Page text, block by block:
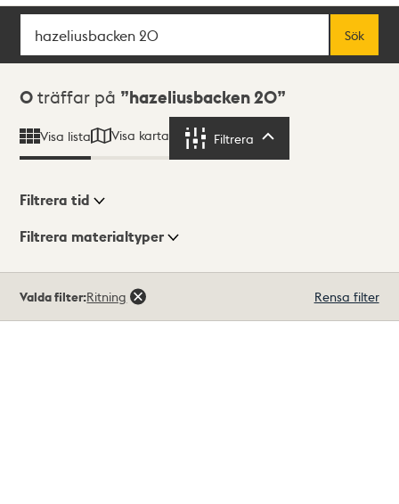
Sök
Sök
Sökresultat
0 träffar på hazeliusbacken 20
Visa lista Visa karta Filtrera
Visningsläge
Filtrera tid
Filtrera materialtyper
träffar
Valda filter:Ritning Rensa filter